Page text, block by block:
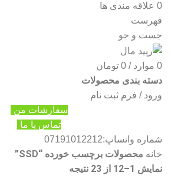
0 علاقه مندی ها
فهرست
جست و جو
0 موارد /
0 تومان
دسته بندی محصولات
ورود / فرم ثبت نام
سفارشات من
تماس با ما
شماره واتساپ:07191012212
خانه محصولات برچسب خورده “SSD”
نمایش 1–12 از 23 نتیجه